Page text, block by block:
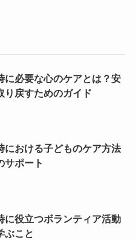
に必要な心のケアとは？安
り戻すためのガイド
における子どものケア方法
サポート
に役立つボランティア活動
ぶこと